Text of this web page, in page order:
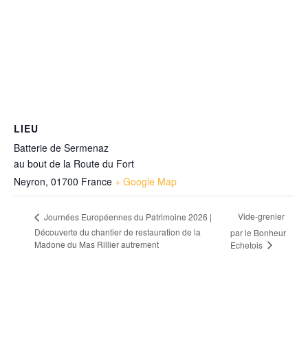
LIEU
Batterie de Sermenaz
au bout de la Route du Fort
Neyron, 01700 France + Google Map
Journées Européennes du Patrimoine 2026 |
Découverte du chantier de restauration de la
Madone du Mas Rillier autrement
Vide-grenier
par le Bonheur
Echetois